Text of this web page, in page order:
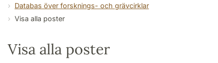
Databas över forsknings- och grävcirklar
Visa alla poster
Visa alla poster